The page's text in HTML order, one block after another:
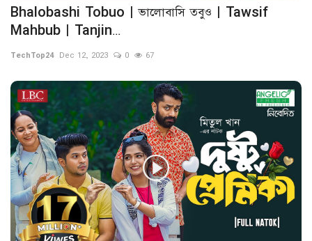
Bhalobashi Tobuo | ভালোবাসি তবুও | Tawsif
Mahbub | Tanjin...
TechTop24 Dec 12, 2023 0 67